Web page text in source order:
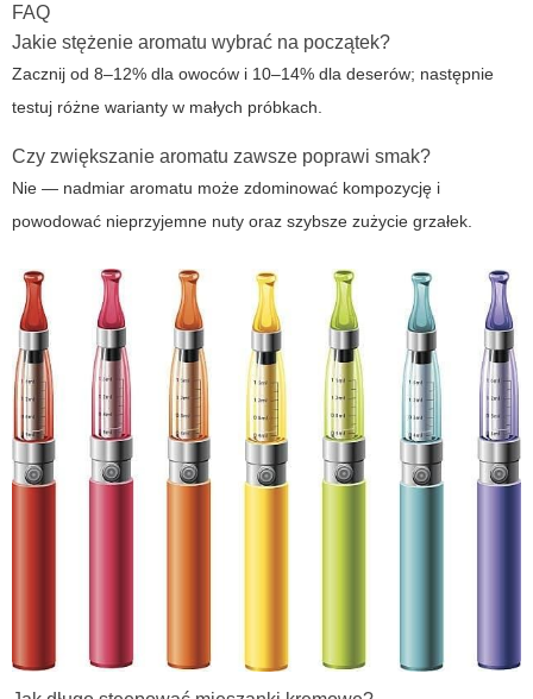
FAQ
Jakie stężenie aromatu wybrać na początek?
Zacznij od 8–12% dla owoców i 10–14% dla deserów; następnie
testuj różne warianty w małych próbkach.
Czy zwiększanie aromatu zawsze poprawi smak?
Nie — nadmiar aromatu może zdominować kompozycję i
powodować nieprzyjemne nuty oraz szybsze zużycie grzałek.